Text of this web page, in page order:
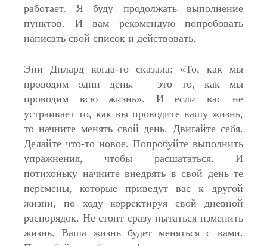
работает. Я буду продолжать выполнение
пунктов. И вам рекомендую попробовать
написать свой список и действовать.
Эни Дилард когда-то сказала: «То, как мы
проводим один день, – это то, как мы
проводим всю жизнь». И если вас не
устраивает то, как вы проводите вашу жизнь,
то начните менять свой день. Двигайте себя.
Делайте что-то новое. Попробуйте выполнить
упражнения, чтобы расшататься. И
потихоньку начните внедрять в свой день те
перемены, которые приведут вас к другой
жизни, по ходу корректируя свой дневной
распорядок. Не стоит сразу пытаться изменить
жизнь. Ваша жизнь будет меняться с вами.